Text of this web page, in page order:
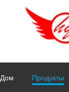
Дом Продукты